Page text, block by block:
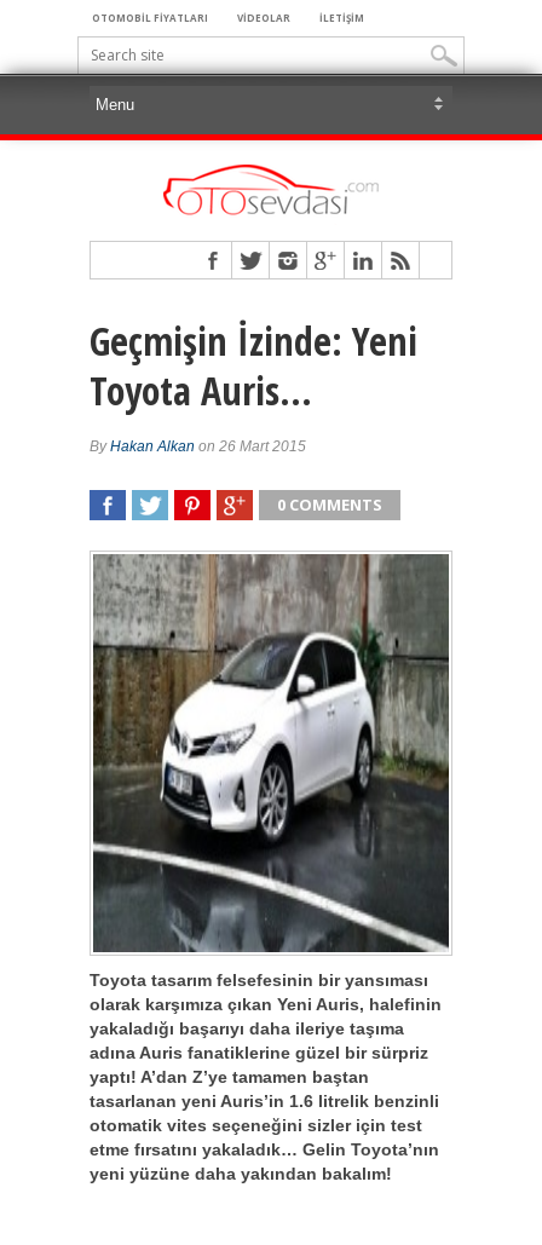
OTOMOBİL FİYATLARI VİDEOLAR İLETİŞİM
Geçmişin İzinde: Yeni
Toyota Auris…
ByHakan Alkan on 26 Mart 2015
0 COMMENTS
Toyota tasarım felsefesinin bir yansıması
olarak karşımıza çıkan Yeni Auris, halefinin
yakaladığı başarıyı daha ileriye taşıma
adına Auris fanatiklerine güzel bir sürpriz
yaptı! A’dan Z’ye tamamen baştan
tasarlanan yeni Auris’in 1.6 litrelik benzinli
otomatik vites seçeneğini sizler için test
etme fırsatını yakaladık… Gelin Toyota’nın
yeni yüzüne daha yakından bakalım!